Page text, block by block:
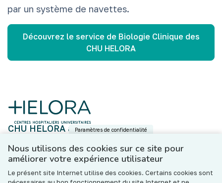
par un système de navettes.
Découvrez le service de Biologie Clinique des
CHU HELORA
CHU HELORA asbl
N°BCE : BE 0801.643.533
Contact
Les hôpitaux de l’ASBL CHU HELORA (« l’Institution »)
Paramètres de confidentialité
Nous utilisons des cookies sur ce site pour
améliorer votre expérience utilisateur
Le présent site Internet utilise des cookies. Certains cookies sont